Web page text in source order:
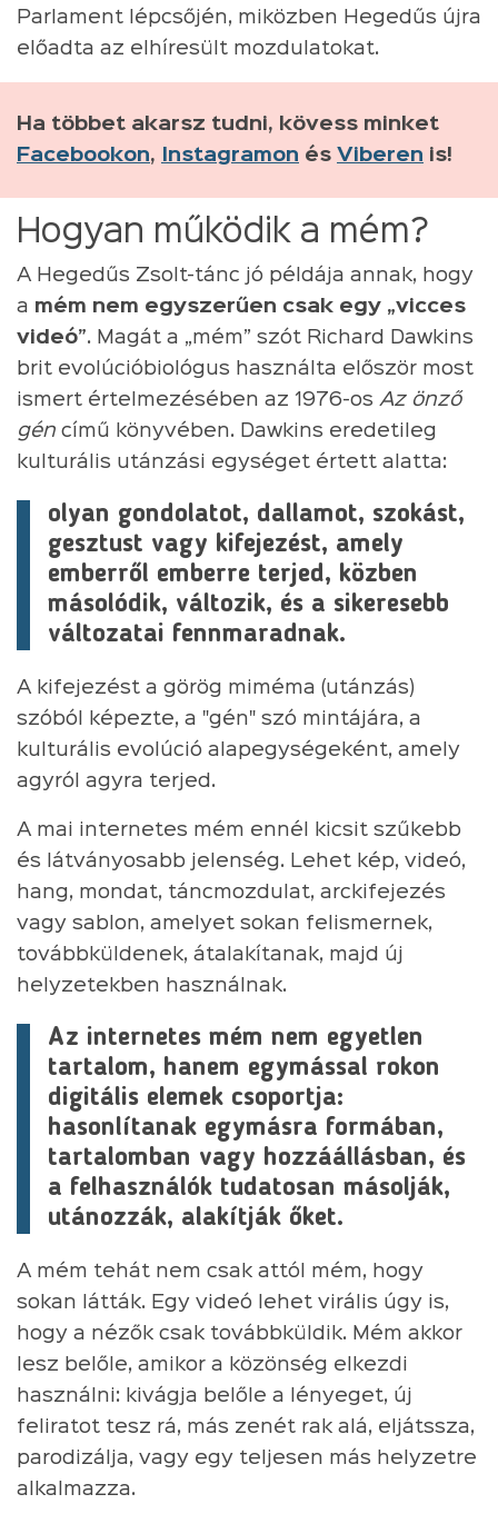
Parlament lépcsőjén, miközben Hegedűs újra
előadta az elhíresült mozdulatokat.
Ha többet akarsz tudni, kövess minket
Facebookon, Instagramon és Viberen is!
Hogyan működik a mém?
A Hegedűs Zsolt-tánc jó példája annak, hogy
a mém nem egyszerűen csak egy „vicces
videó”. Magát a „mém” szót Richard Dawkins
brit evolúcióbiológus használta először most
ismert értelmezésében az 1976-os Az önző
gén című könyvében. Dawkins eredetileg
kulturális utánzási egységet értett alatta:
olyan gondolatot, dallamot, szokást,
gesztust vagy kifejezést, amely
emberről emberre terjed, közben
másolódik, változik, és a sikeresebb
változatai fennmaradnak.
A kifejezést a görög miméma (utánzás)
szóból képezte, a "gén" szó mintájára, a
kulturális evolúció alapegységeként, amely
agyról agyra terjed.
A mai internetes mém ennél kicsit szűkebb
és látványosabb jelenség. Lehet kép, videó,
hang, mondat, táncmozdulat, arckifejezés
vagy sablon, amelyet sokan felismernek,
továbbküldenek, átalakítanak, majd új
helyzetekben használnak.
Az internetes mém nem egyetlen
tartalom, hanem egymással rokon
digitális elemek csoportja:
hasonlítanak egymásra formában,
tartalomban vagy hozzáállásban, és
a felhasználók tudatosan másolják,
utánozzák, alakítják őket.
A mém tehát nem csak attól mém, hogy
sokan látták. Egy videó lehet virális úgy is,
hogy a nézők csak továbbküldik. Mém akkor
lesz belőle, amikor a közönség elkezdi
használni: kivágja belőle a lényeget, új
feliratot tesz rá, más zenét rak alá, eljátssza,
parodizálja, vagy egy teljesen más helyzetre
alkalmazza.